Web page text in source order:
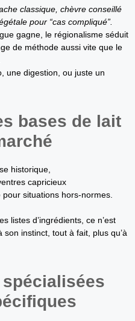
classique, chèvre conseillé
pour “cas compliqué”.
gagne, le régionalisme séduit
de méthode aussi vite que le
une digestion, ou juste un
bases de lait
historique,
capricieux
situations hors-normes.
listes d’ingrédients, ce n’est
instinct, tout à fait, plus qu’à